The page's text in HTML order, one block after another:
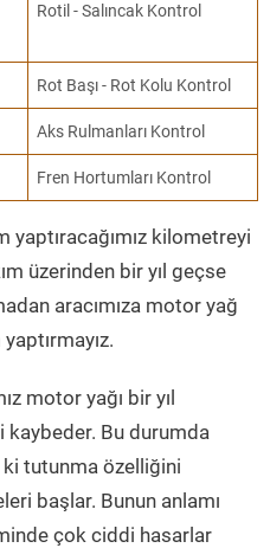
Rotil - Salıncak Kontrol
Rot Başı - Rot Kolu Kontrol
Aks Rulmanları Kontrol
Fren Hortumları Kontrol
yaptıracağımız kilometreyi
üzerinden bir yıl geçse
aracımıza motor yağ
motor yağı bir yıl
Bu durumda
tutunma özelliğini
başlar. Bunun anlamı
çok ciddi hasarlar